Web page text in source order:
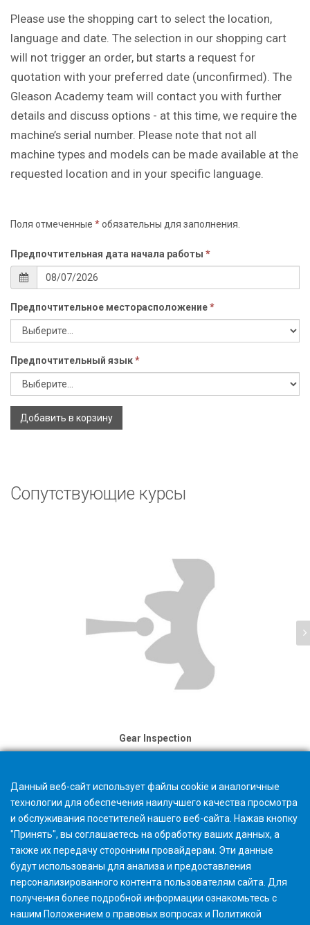
Please use the shopping cart to select the location,
language and date. The selection in our shopping cart
will not trigger an order, but starts a request for
quotation with your preferred date (unconfirmed). The
Gleason Academy team will contact you with further
details and discuss options - at this time, we require the
machine’s serial number. Please note that not all
machine types and models can be made available at the
requested location and in your specific language.
Поля отмеченные *обязательны для заполнения.
Предпочтительная дата начала работы *
Предпочтительное месторасположение*
Предпочтительный язык*
Добавить в корзину
Сопутствующие курсы
Gear Inspection
Данный веб-сайт использует файлы cookie и аналогичные
технологии для обеспечения наилучшего качества просмотра
и обслуживания посетителей нашего веб-сайта. Нажав кнопку
"Принять", вы соглашаетесь на обработку ваших данных, а
также их передачу сторонним провайдерам. Эти данные
будут использованы для анализа и предоставления
персонализированного контента пользователям сайта. Для
получения более подробной информации ознакомьтесь с
нашим Положением о правовых вопросахи Политикой